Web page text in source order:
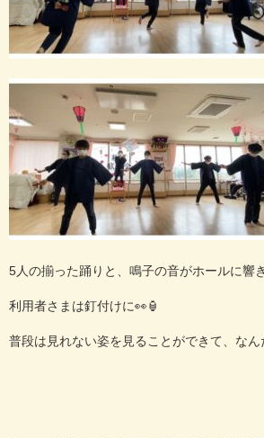
5人の揃った踊りと、鳴子の音がホールに響
利用者さまは釘付けに👀🏮
普段は見れない姿を見ることができて、なん